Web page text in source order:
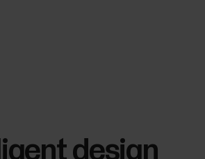
design